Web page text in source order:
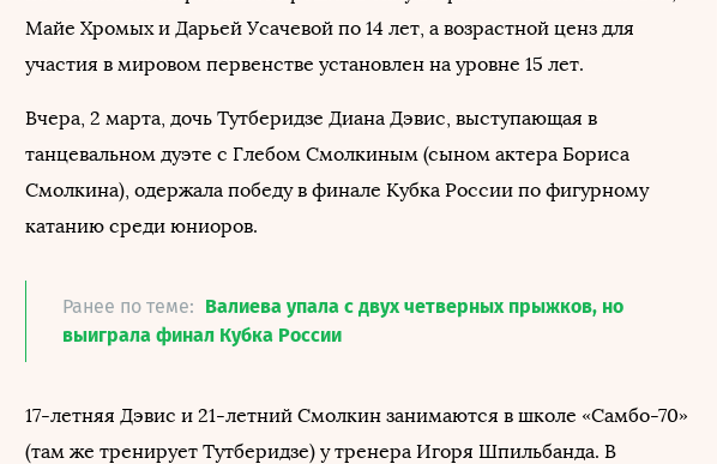
Майе Хромых и Дарьей Усачевой по 14 лет, а возрастной ценз для
участия в мировом первенстве установлен на уровне 15 лет.
Вчера, 2 марта, дочь Тутберидзе Диана Дэвис, выступающая в
танцевальном дуэте с Глебом Смолкиным (сыном актера Бориса
Смолкина), одержала победу в финале Кубка России по фигурному
катанию среди юниоров.
Ранее по теме: Валиева упала с двух четверных прыжков, но
выиграла финал Кубка России
17-летняя Дэвис и 21-летний Смолкин занимаются в школе «Самбо-70»
(там же тренирует Тутберидзе) у тренера Игоря Шпильбанда. В